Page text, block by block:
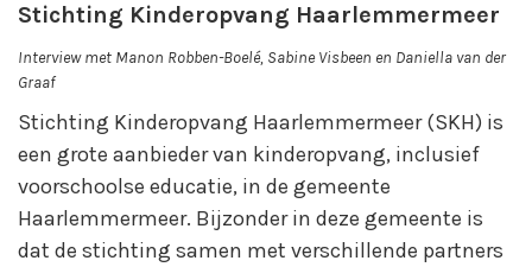
Stichting Kinderopvang Haarlemmermeer
Interview met Manon Robben-Boelé, Sabine Visbeen en Daniella van der
Graaf
Stichting Kinderopvang Haarlemmermeer (SKH) is
een grote aanbieder van kinderopvang, inclusief
voorschoolse educatie, in de gemeente
Haarlemmermeer. Bijzonder in deze gemeente is
dat de stichting samen met verschillende partners